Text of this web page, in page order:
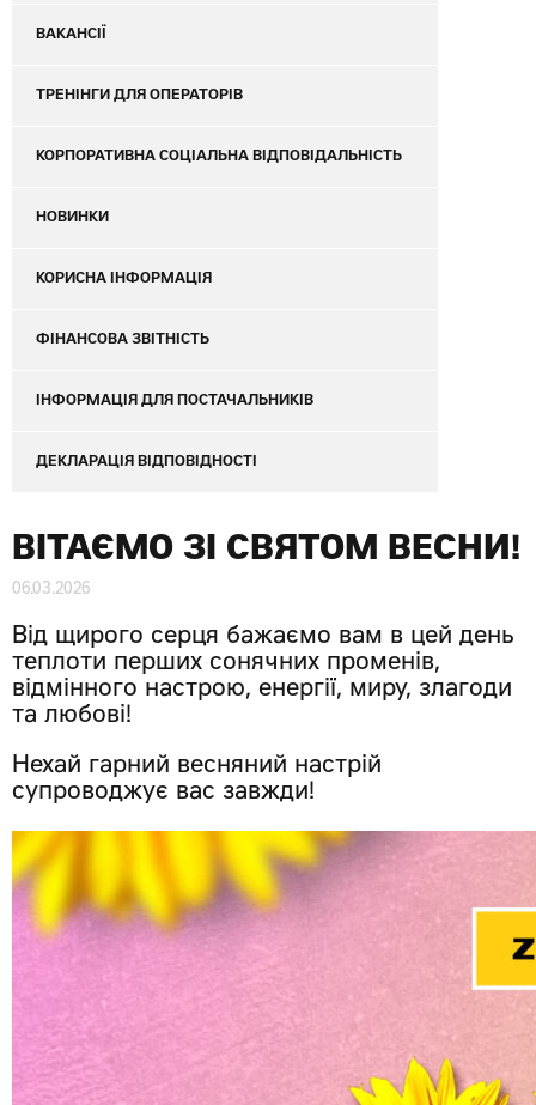
ВАКАНСІЇ
ТРЕНІНГИ ДЛЯ ОПЕРАТОРІВ
КОРПОРАТИВНА СОЦІАЛЬНА ВІДПОВІДАЛЬНІСТЬ
НОВИНКИ
КОРИСНА ІНФОРМАЦІЯ
ФІНАНСОВА ЗВІТНІСТЬ
ІНФОРМАЦІЯ ДЛЯ ПОСТАЧАЛЬНИКІВ
ДЕКЛАРАЦІЯ ВІДПОВІДНОСТІ
ВІТАЄМО ЗІ СВЯТОМ ВЕСНИ!
06.03.2026
Від щирого серця бажаємо вам в цей день
теплоти перших сонячних променів,
відмінного настрою, енергії, миру, злагоди
та любові!
Нехай гарний весняний настрій
супроводжує вас завжди!